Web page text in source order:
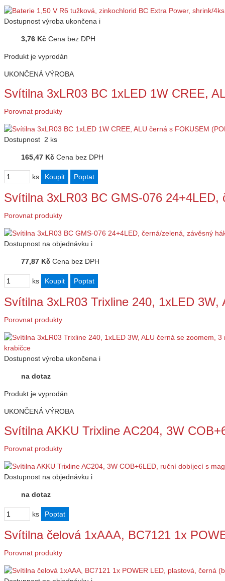
Dostupnost výroba ukončena i
3,76 Kč Cena bez DPH
Produkt je vyprodán
UKONČENÁ VÝROBA
Svítilna 3xLR03 BC 1xLED 1W CREE,
Porovnat produkty
Dostupnost 2 ks
165,47 Kč Cena bez DPH
ks
Svítilna 3xLR03 BC GMS-076
Porovnat produkty
Dostupnost na objednávku i
77,87 Kč Cena bez DPH
ks
Svítilna 3xLR03 Trixline 240, 1xLED
Porovnat produkty
Dostupnost výroba ukončena i
na dotaz
Produkt je vyprodán
UKONČENÁ VÝROBA
Svítilna AKKU Trixline AC204, 3W
Porovnat produkty
Dostupnost na objednávku i
na dotaz
ks
Svítilna čelová 1xAAA, BC7121 1x
Porovnat produkty